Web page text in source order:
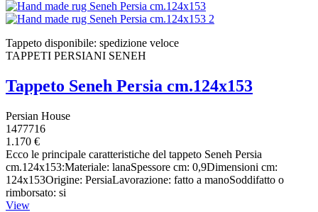
Tappeto disponibile: spedizione veloce
TAPPETI PERSIANI SENEH
Tappeto Seneh Persia cm.124x153
Persian House
1477716
1.170 €
Ecco le principale caratteristiche del tappeto Seneh Persia
cm.124x153:Materiale: lanaSpessore cm: 0,9Dimensioni cm:
124x153Origine: PersiaLavorazione: fatto a manoSoddifatto o
rimborsato: si
View